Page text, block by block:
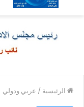
عن
الرئيسية / عربي ودولي